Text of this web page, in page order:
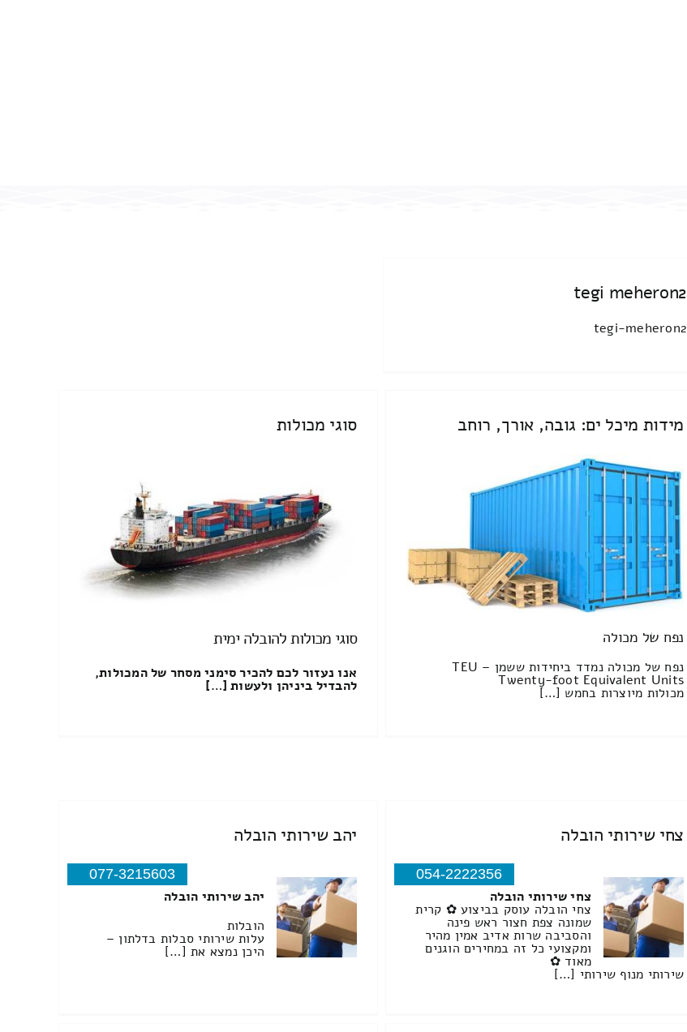
tegi meheron2
tegi-meheron2
מידות מיכל ים: גובה, אורך, רוחב
נפח של מכולה
נפח של מכולה נמדד ביחידות ששמן TEU –
Twenty-foot Equivalent Units
מכולות מיוצרות בחמש […]
סוגי מכולות
סוגי מכולות להובלה ימית
אנו נעזור לכם להכיר סימני מסחר של המכולות,
להבדיל ביניהן ולעשות […]
צחי שירותי הובלה
054-2222356
צחי שירותי הובלה
צחי הובלה עוסק בביצוע ✿ קרית
שמונה צפת חצור ראש פינה
והסביבה שרות אדיב אמין מהיר
ומקצועי כל זה במחירים הוגנים
מאוד ✿
שירותי מנוף שירותי […]
יהב שירותי הובלה
077-3215603
יהב שירותי הובלה
הובלות
עלות שירותי סבלות בדלתון –
היכן נמצא את […]